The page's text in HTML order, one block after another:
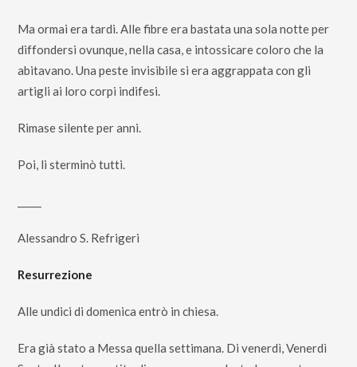
Ma ormai era tardi. Alle fibre era bastata una sola notte per
diffondersi ovunque, nella casa, e intossicare coloro che la
abitavano. Una peste invisibile si era aggrappata con gli
artigli ai loro corpi indifesi.
Rimase silente per anni.
Poi, li sterminò tutti.
Alessandro S. Refrigeri
Resurrezione
Alle undici di domenica entrò in chiesa.
Era già stato a Messa quella settimana. Di venerdì, Venerdì